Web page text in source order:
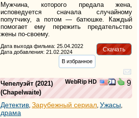
Мужчина, которого предала жена,
исповедуется сначала случайному
попутчику, а потом — батюшке. Каждый
помогает ему пережить предательство
жены по-своему.
Скачать
Дата выхода фильма: 25.04.2022
Дата добавления: 21.02.2024
В избранное
WebRip HD 9
Чепелуэйт (2021)
(Chapelwaite)
Детектив Зарубежный сериал Ужасы
драма